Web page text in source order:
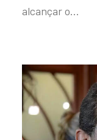
alcançar o…